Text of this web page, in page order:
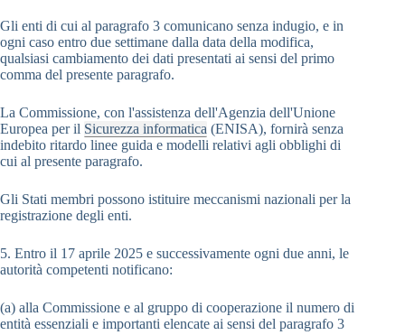
Gli enti di cui al paragrafo 3 comunicano senza indugio, e in
ogni caso entro due settimane dalla data della modifica,
qualsiasi cambiamento dei dati presentati ai sensi del primo
comma del presente paragrafo.
La Commissione, con l'assistenza dell'Agenzia dell'Unione
Europea per il Sicurezza informatica (ENISA), fornirà senza
indebito ritardo linee guida e modelli relativi agli obblighi di
cui al presente paragrafo.
Gli Stati membri possono istituire meccanismi nazionali per la
registrazione degli enti.
5. Entro il 17 aprile 2025 e successivamente ogni due anni, le
autorità competenti notificano:
(a) alla Commissione e al gruppo di cooperazione il numero di
entità essenziali e importanti elencate ai sensi del paragrafo 3